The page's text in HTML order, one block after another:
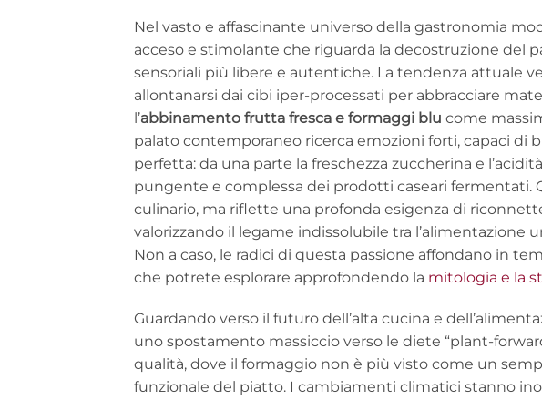
Nel vasto e affascinante universo della gastronomia
acceso e stimolante che riguarda la decostruzione del
sensoriali più libere e autentiche. La tendenza attuale
allontanarsi dai cibi iper-processati per abbracciare
l’abbinamento frutta fresca e formaggi blu come
palato contemporaneo ricerca emozioni forti, capaci di
perfetta: da una parte la freschezza zuccherina e
pungente e complessa dei prodotti caseari fermentati.
culinario, ma riflette una profonda esigenza di
valorizzando il legame indissolubile tra l’alimentazione
Non a caso, le radici di questa passione affondano in
che potrete esplorare approfondendo la mitologia e la
Guardando verso il futuro dell’alta cucina e
uno spostamento massiccio verso le diete “plant-
qualità, dove il formaggio non è più visto come un
funzionale del piatto. I cambiamenti climatici stanno